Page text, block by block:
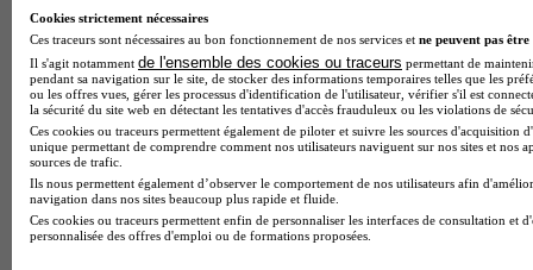
BTS Dietetique en alternance
BTS Mco en alternance
BTS Pi en alternance
BTS Sp3s en alternance
Master CCA en alternance
BTS Ndrc en alternance
BTS Sam en alternance
Cap Fleuriste en alternance
BTS Sio en alternance
MSc Marketing Digital en alternance
BTS Gpme en alternance
Cookies strictement nécessaires
Ces traceurs sont nécessaires au bon fonctionnement de nos services et ne peuvent pas être
Il s'agit notamment de l'ensemble des cookies ou traceurs permettant de
pendant sa navigation sur le site, de stocker des informations temporaires telles que les
ou les offres vues, gérer les processus d'identification de l'utilisateur, vérifier s'il est
la sécurité du site web en détectant les tentatives d'accès frauduleux ou les violations de
Ces cookies ou traceurs permettent également de piloter et suivre les sources d'acquisition
unique permettant de comprendre comment nos utilisateurs naviguent sur nos sites et nos
sources de trafic.
Ils nous permettent également d’observer le comportement de nos utilisateurs afin
navigation dans nos sites beaucoup plus rapide et fluide.
Ces cookies ou traceurs permettent enfin de personnaliser les interfaces de consultation et
personnalisée des offres d'emploi ou de formations proposées.